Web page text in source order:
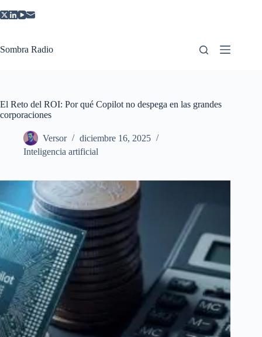
al
Sombra Radio
El Reto del ROI: Por qué Copilot no despega en las grandes
corporaciones
Versor
diciembre 16, 2025
Inteligencia artificial